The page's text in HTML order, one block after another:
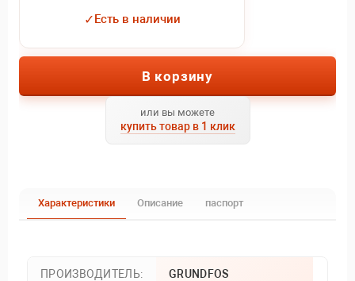
✓Есть в наличии
В корзину
или вы можете
купить товар в 1 клик
Характеристики Описание паспорт
ПРОИЗВОДИТЕЛЬ: GRUNDFOS